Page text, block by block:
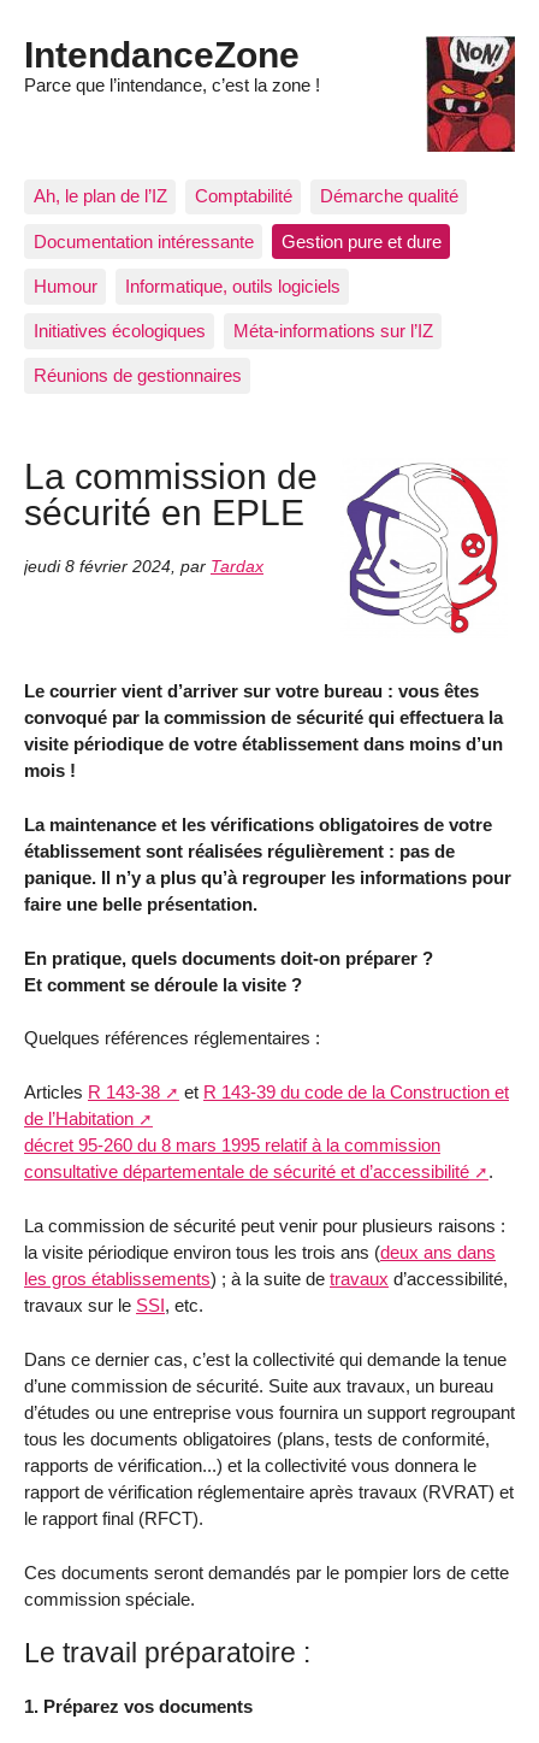
IntendanceZone
Parce que l’intendance, c’est la zone !
Ah, le plan de l’IZ Comptabilité Démarche qualité
Documentation intéressante Gestion pure et dure
Humour Informatique, outils logiciels
Initiatives écologiques Méta-informations sur l’IZ
Réunions de gestionnaires
La commission de
sécurité en EPLE
jeudi 8 février 2024 par Tardax
Le courrier vient d’arriver sur votre bureau : vous êtes
convoqué par la commission de sécurité qui effectuera la
visite périodique de votre établissement dans moins d’un
mois !
La maintenance et les vérifications obligatoires de votre
établissement sont réalisées régulièrement : pas de
panique. Il n’y a plus qu’à regrouper les informations pour
faire une belle présentation.
En pratique, quels documents doit-on préparer ?
Et comment se déroule la visite ?
Quelques références réglementaires :
Articles R 143-38 et R 143-39 du code de la Construction et
de l’Habitation
décret 95-260 du 8 mars 1995 relatif à la commission
consultative départementale de sécurité et d’accessibilité
.
La commission de sécurité peut venir pour plusieurs raisons :
la visite périodique environ tous les trois ans (deux ans dans
les gros établissements) ; à la suite de travaux d’accessibilité,
travaux sur le SSI, etc.
Dans ce dernier cas, c’est la collectivité qui demande la tenue
d’une commission de sécurité. Suite aux travaux, un bureau
d’études ou une entreprise vous fournira un support regroupant
tous les documents obligatoires (plans, tests de conformité,
rapports de vérification...) et la collectivité vous donnera le
rapport de vérification réglementaire après travaux (RVRAT) et
le rapport final (RFCT).
Ces documents seront demandés par le pompier lors de cette
commission spéciale.
Le travail préparatoire :
1. Préparez vos documents